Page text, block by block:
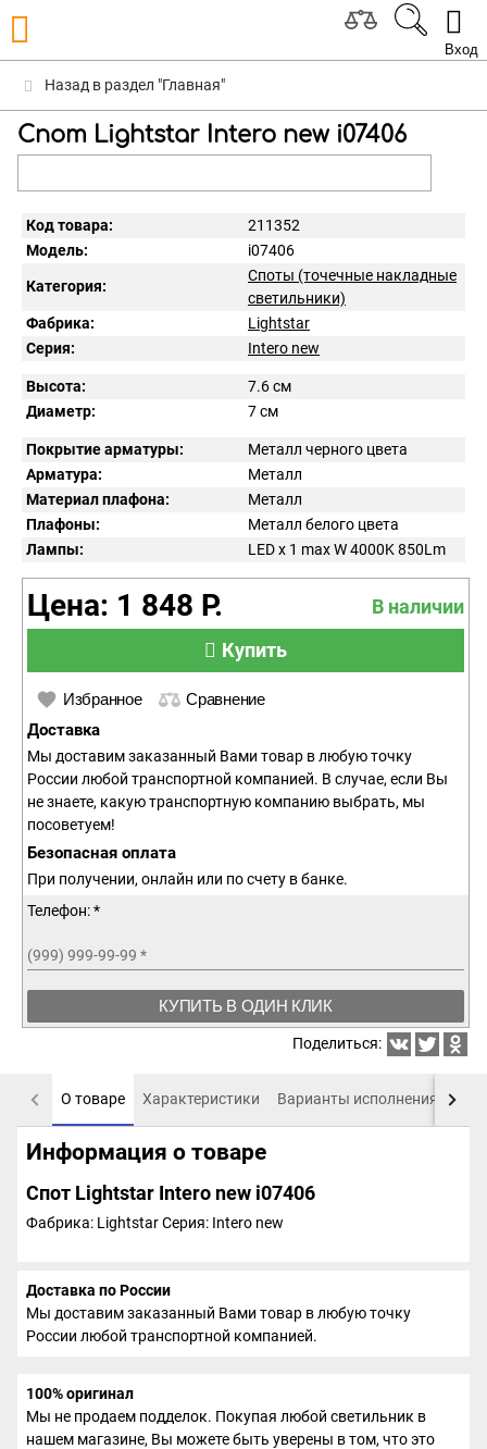
Вход
Назад в раздел "Главная"
Спот Lightstar Intero new i07406
Код товара:
211352
Модель:
i07406
Категория:
Споты (точечные накладные
светильники)
Фабрика:
Lightstar
Серия:
Intero new
Высота:
7.6 см
Диаметр:
7 см
Покрытие арматуры:
Металл черного цвета
Арматура:
Металл
Материал плафона:
Металл
Плафоны:
Металл белого цвета
Лампы:
LED x 1 max W 4000K 850Lm
Цена: 1 848 Р.
В наличии
Купить
Избранное Сравнение
Доставка
Мы доставим заказанный Вами товар в любую точку
России любой транспортной компанией. В случае, если Вы
не знаете, какую транспортную компанию выбрать, мы
посоветуем!
Безопасная оплата
При получении, онлайн или по счету в банке.
Телефон: *
(999) 999-99-99 *
КУПИТЬ В ОДИН КЛИК
Поделиться:
О товаре Характеристики Варианты исполнения
Информация о товаре
Спот Lightstar Intero new i07406
Фабрика: LightstarСерия: Intero new
Доставка по России
Мы доставим заказанный Вами товар в любую точку
России любой транспортной компанией.
100% оригинал
Мы не продаем подделок. Покупая любой светильник в
нашем магазине, Вы можете быть уверены в том, что это